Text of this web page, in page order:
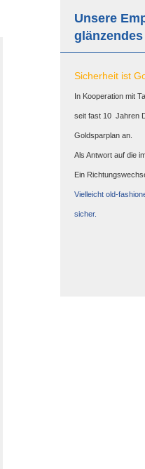
Unsere
Sicherheit ist
In Kooperation mit
seit fast 10 Jahren
Goldsparplan an.
Als Antwort auf die
Ein
Vielleicht old-
sicher.